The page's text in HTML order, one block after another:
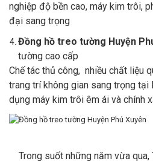
nghiệp độ bền cao, máy kim trôi,
đại sang trọng
Đồng hồ treo tường Huyện
tường cao cấp
Chế tác thủ công, nhiều chất liệu
trang trí không gian sang trọng tại
dụng máy kim trôi êm ái và chính
Trong suốt những năm vừa qua,